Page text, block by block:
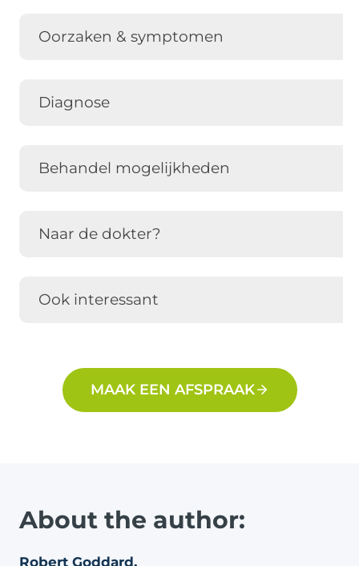
Oorzaken & symptomen
Diagnose
Behandel mogelijkheden
Naar de dokter?
Ook interessant
MAAK EEN AFSPRAAK
About the author:
Robert Goddard,